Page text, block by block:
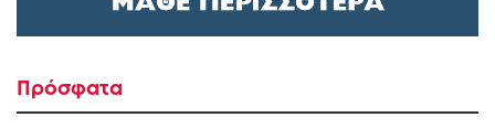
Πρόσφατα